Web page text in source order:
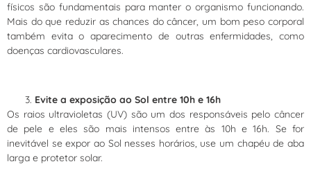
físicos são fundamentais para manter o organismo funcionando.
Mais do que reduzir as chances do câncer, um bom peso corporal
também evita o aparecimento de outras enfermidades, como
doenças cardiovasculares.
Evite a exposição ao Sol entre 10h e 16h
Os raios ultravioletas (UV) são um dos responsáveis pelo câncer
de pele e eles são mais intensos entre às 10h e 16h. Se for
inevitável se expor ao Sol nesses horários, use um chapéu de aba
larga e protetor solar.